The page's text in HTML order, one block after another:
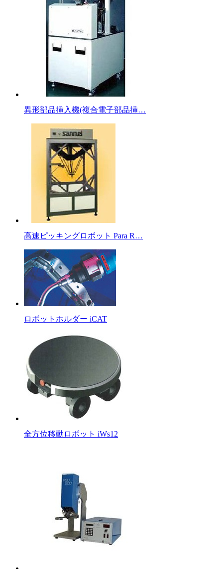
異形部品挿入機(複合電子部品挿…
高速ピッキングロボット Para R…
ロボットホルダー iCAT
全方位移動ロボット iWs12